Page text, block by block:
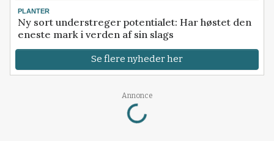
PLANTER
Ny sort understreger potentialet: Har høstet den
eneste mark i verden af sin slags
Se flere nyheder her
Annonce
Loading...